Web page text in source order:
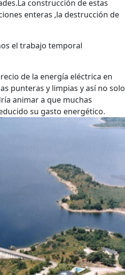
construcción de estas
enteras ,la destrucción de
el trabajo temporal
de la energía eléctrica en
punteras y limpias y así no solo
animar a que muchas
su gasto energético.